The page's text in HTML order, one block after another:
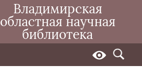
Владимирская
областная научная
библиотека